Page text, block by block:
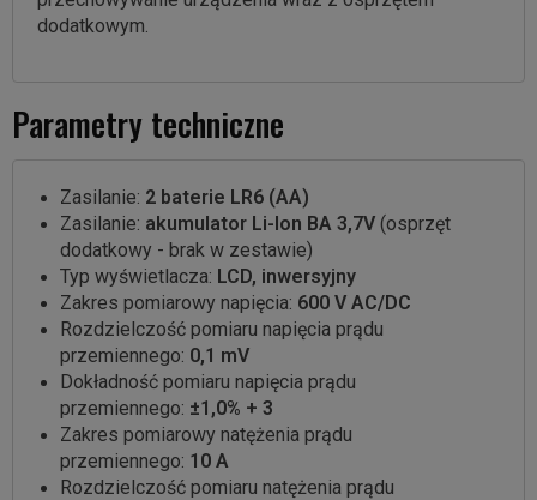
dodatkowym.
Parametry techniczne
Zasilanie: 2 baterie LR6 (AA)
Zasilanie: akumulator Li-Ion BA 3,7V (osprzęt
dodatkowy - brak w zestawie)
Typ wyświetlacza: LCD, inwersyjny
Zakres pomiarowy napięcia: 600 V AC/DC
Rozdzielczość pomiaru napięcia prądu
przemiennego: 0,1 mV
Dokładność pomiaru napięcia prądu
przemiennego: ±1,0% + 3
Zakres pomiarowy natężenia prądu
przemiennego: 10 A
Rozdzielczość pomiaru natężenia prądu